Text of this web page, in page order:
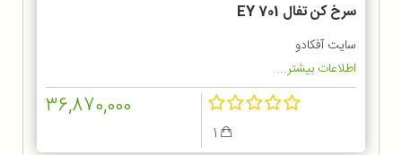
سرخ كن تفال EY 701
سایت آفکادو
اطلاعات بیشتر...
36,870,000